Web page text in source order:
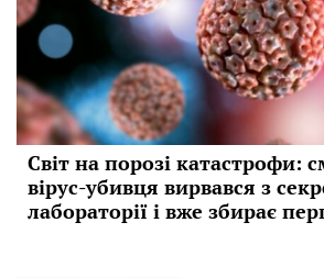
Світ на порозі катастрофи:
вірус-убивця вирвався з
лабораторії і вже збирає